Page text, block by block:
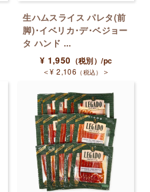
生ハムスライス パレタ(前
脚)･イベリカ･デ･ベジョー
タ ハンド ...
¥ 1,950 （税別）/pc
＜¥ 2,106 （税込） ＞